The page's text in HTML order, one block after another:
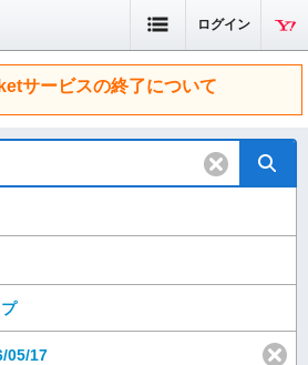
ログイン
サービスの終了について
05/17